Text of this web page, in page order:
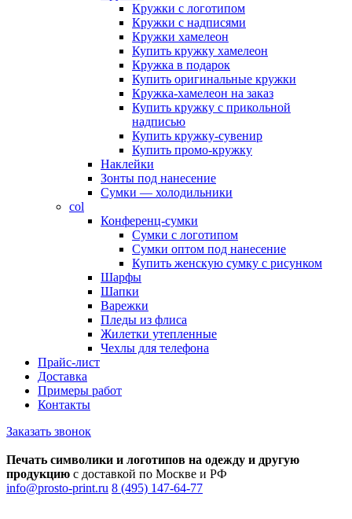
Кружки с логотипом
Кружки с надписями
Кружки хамелеон
Купить кружку хамелеон
Кружка в подарок
Купить оригинальные кружки
Кружка-хамелеон на заказ
Купить кружку с прикольной
надписью
Купить кружку-сувенир
Купить промо-кружку
Наклейки
Зонты под нанесение
Сумки — холодильники
col
Конференц-сумки
Сумки с логотипом
Сумки оптом под нанесение
Купить женскую сумку с рисунком
Шарфы
Шапки
Варежки
Пледы из флиса
Жилетки утепленные
Чехлы для телефона
Прайс-лист
Доставка
Примеры работ
Контакты
Заказать звонок
Печать символики и логотипов на одежду и другую
продукцию с доставкой по Москве и РФ
info@prosto-print.ru 8 (495) 147-64-77